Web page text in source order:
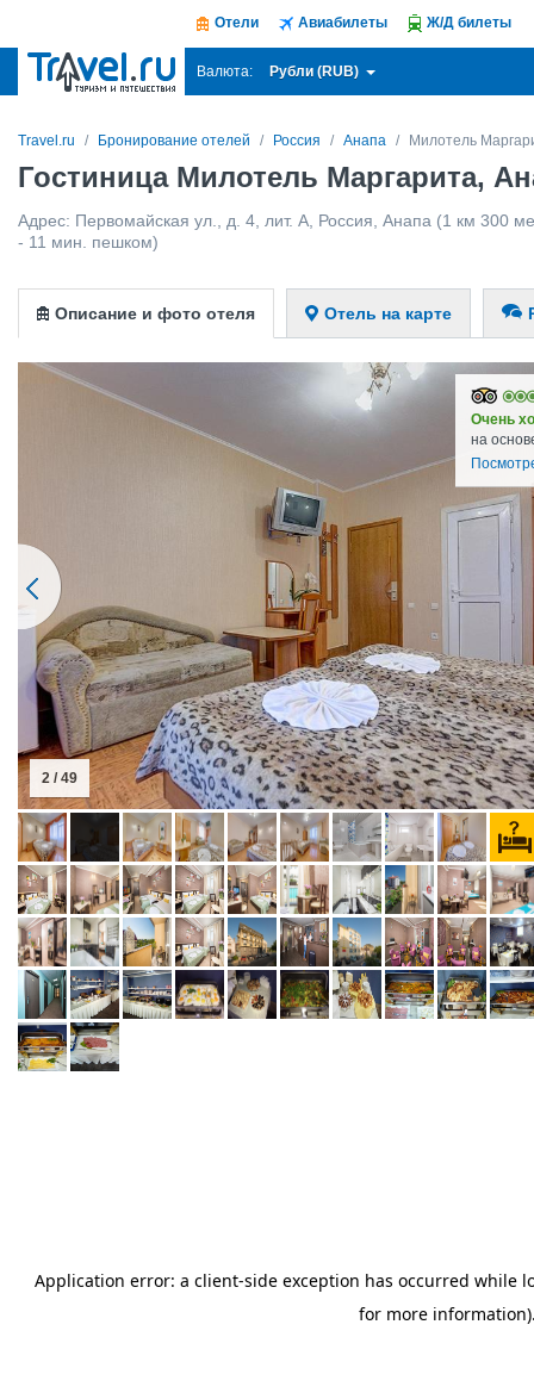
Отели Авиабилеты Ж/Д билеты
Валюта: Рубли (RUB)
Travel.ru Бронирование отелей Россия Анапа Милотель
Гостиница Милотель Маргарита,
Адрес: Первомайская ул., д. 4, лит. А Россия Анапа (1 км 300
- 11 мин. пешком)
Описание и фото отеля Отель на карте
Очень
на
2 / 49